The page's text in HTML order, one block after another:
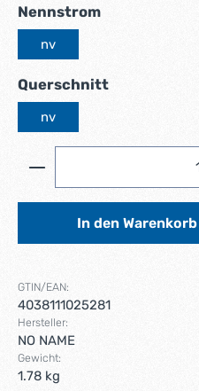
Nennstromauswählen
nv
Querschnittauswählen
nv
Produkt Anzahl: Gib
In den Warenkorb
GTIN/EAN:
4038111025281
Hersteller:
NO NAME
Gewicht:
1.78 kg